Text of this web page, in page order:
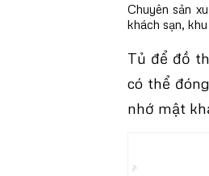
Chuyên sản
khách sạn,
Tủ để đồ
có thể
nhớ mật